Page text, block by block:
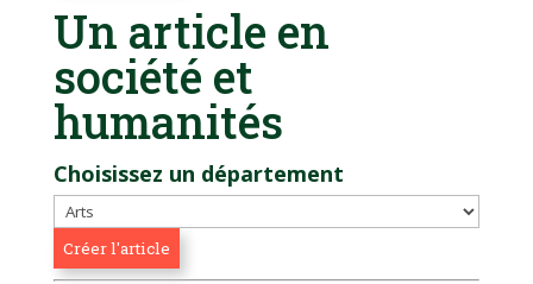
Un article en
société et
humanités
Choisissez un département